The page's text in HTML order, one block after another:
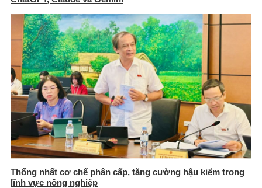
Thống nhất cơ chế phân cấp, tăng cường hậu kiểm trong
lĩnh vực nông nghiệp